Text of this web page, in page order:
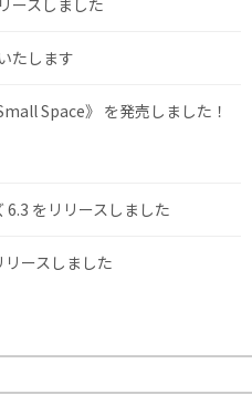
たします
Space》 を発売しました！
をリリースしました
ースしました